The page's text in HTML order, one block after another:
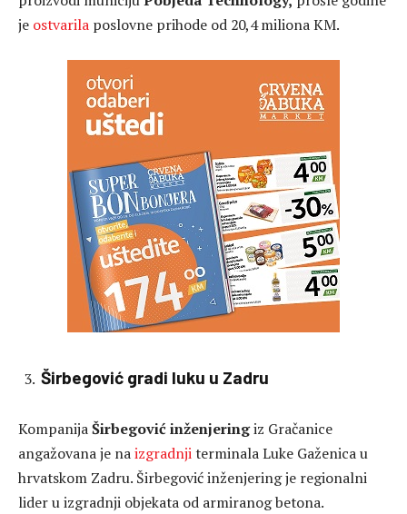
je ostvarila poslovne prihode od 20,4 miliona KM.
Širbegović gradi luku u Zadru
KompanijaŠirbegović inženjeringiz Gračanice
angažovana je naizgradnjiterminala Luke Gaženica u
hrvatskom Zadru. Širbegović inženjering je regionalni
lider u izgradnji objekata od armiranog betona.